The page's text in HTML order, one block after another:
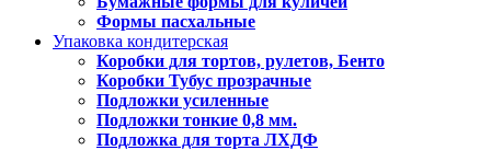
Формы пасхальные
Упаковка кондитерская
Коробки для тортов, рулетов, Бенто
Коробки Тубус прозрачные
Подложки усиленные
Подложки тонкие 0,8 мм.
Подложка для торта ЛХДФ